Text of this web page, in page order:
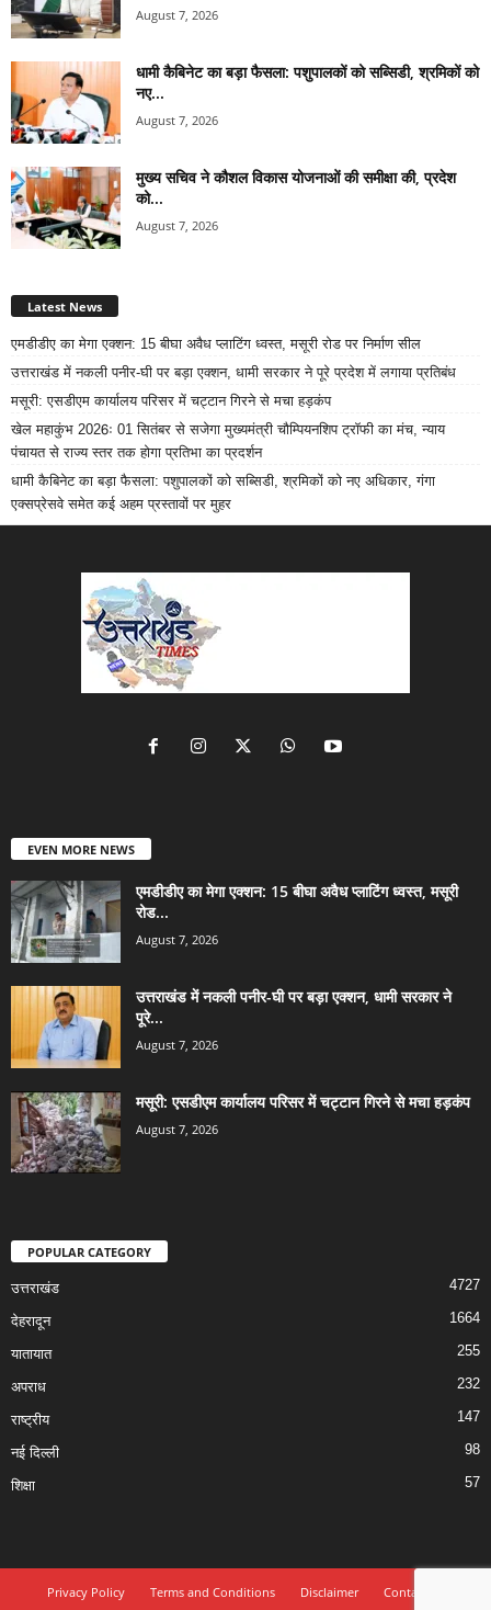
August 7, 2026
धामी कैबिनेट का बड़ा फैसला: पशुपालकों को सब्सिडी, श्रमिकों को
नए...
August 7, 2026
मुख्य सचिव ने कौशल विकास योजनाओं की समीक्षा की, प्रदेश
को...
August 7, 2026
Latest News
एमडीडीए का मेगा एक्शन: 15 बीघा अवैध प्लाटिंग ध्वस्त, मसूरी रोड पर निर्माण सील
उत्तराखंड में नकली पनीर-घी पर बड़ा एक्शन, धामी सरकार ने पूरे प्रदेश में लगाया प्रतिबंध
मसूरी: एसडीएम कार्यालय परिसर में चट्टान गिरने से मचा हड़कंप
खेल महाकुंभ 2026ः 01 सितंबर से सजेगा मुख्यमंत्री चौम्पियनशिप ट्रॉफी का मंच, न्याय
पंचायत से राज्य स्तर तक होगा प्रतिभा का प्रदर्शन
धामी कैबिनेट का बड़ा फैसला: पशुपालकों को सब्सिडी, श्रमिकों को नए अधिकार, गंगा
एक्सप्रेसवे समेत कई अहम प्रस्तावों पर मुहर
EVEN MORE NEWS
एमडीडीए का मेगा एक्शन: 15 बीघा अवैध प्लाटिंग ध्वस्त, मसूरी
रोड...
August 7, 2026
उत्तराखंड में नकली पनीर-घी पर बड़ा एक्शन, धामी सरकार ने
पूरे...
August 7, 2026
मसूरी: एसडीएम कार्यालय परिसर में चट्टान गिरने से मचा हड़कंप
August 7, 2026
POPULAR CATEGORY
उत्तराखंड 4727
देहरादून 1664
यातायात 255
अपराध 232
राष्ट्रीय 147
नई दिल्ली 98
शिक्षा 57
Privacy Policy Terms and Conditions Disclaimer Contact Us